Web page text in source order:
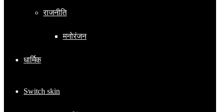
राजनीति
मनोरंजन
धार्मिक
Switch skin